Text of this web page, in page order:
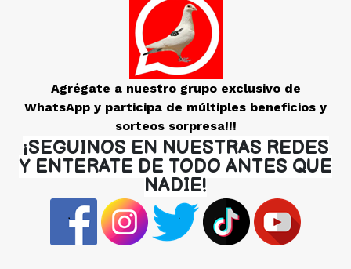
Agrégate a nuestro grupo exclusivo de
WhatsApp y participa de múltiples beneficios y
sorteos sorpresa!!!
¡SEGUINOS EN NUESTRAS REDES
Y ENTERATE DE TODO ANTES QUE
NADIE!